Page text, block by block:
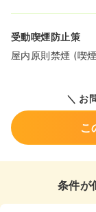
受動喫煙防止策
屋内原則禁煙 (喫
＼ お
こ
条件が